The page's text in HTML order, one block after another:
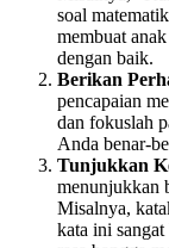
soal
membuat
dengan baik.
Berikan
pencapaian
dan fokuslah
Anda benar-
Tunjukkan
menunjukkan
Misalnya,
kata ini